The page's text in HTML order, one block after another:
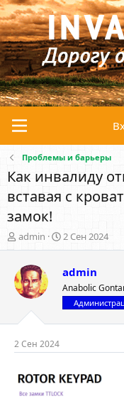
Проблемы и барьеры
Как инвалиду
вставая с
замок!
А
в
о
р
т
м
ы
admin
Д
а
а
н
а
ч
а
а
2 Сен 2024
admin
Anabolic
2 Сен 2024